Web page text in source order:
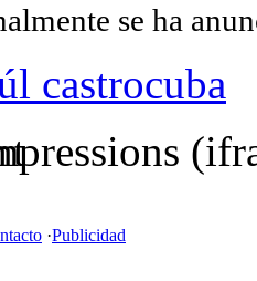
se ha
castrocuba
·Publicidad